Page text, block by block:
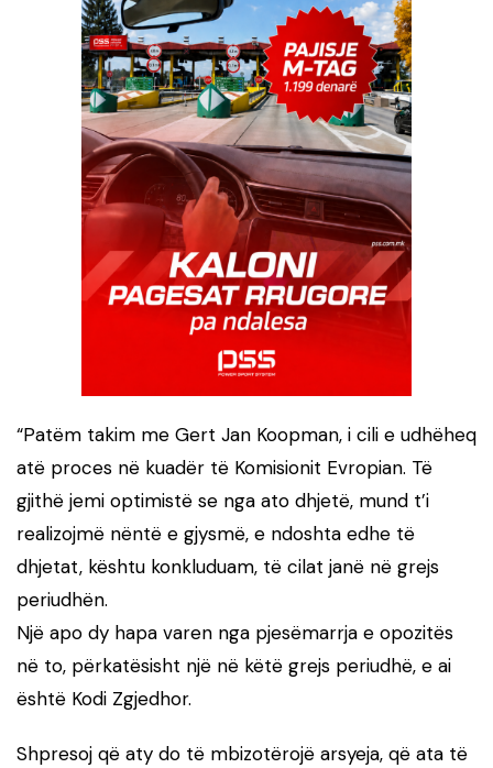
“Patëm takim me Gert Jan Koopman, i cili e udhëheq
atë proces në kuadër të Komisionit Evropian. Të
gjithë jemi optimistë se nga ato dhjetë, mund t’i
realizojmë nëntë e gjysmë, e ndoshta edhe të
dhjetat, kështu konkluduam, të cilat janë në grejs
periudhën.
Një apo dy hapa varen nga pjesëmarrja e opozitës
në to, përkatësisht një në këtë grejs periudhë, e ai
është Kodi Zgjedhor.
Shpresoj që aty do të mbizotërojë arsyeja, që ata të